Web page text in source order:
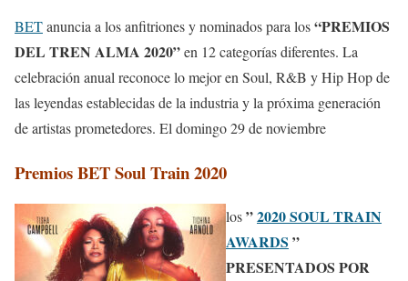
BETanuncia a los anfitriones y nominados para los“PREMIOS
DEL TREN ALMA 2020”en 12 categorías diferentes. La
celebración anual reconoce lo mejor en Soul, R&B y Hip Hop de
las leyendas establecidas de la industria y la próxima generación
de artistas prometedores. El domingo 29 de noviembre
Premios BET Soul Train 2020
los”2020 SOUL TRAIN
AWARDS ”
PRESENTADOS POR